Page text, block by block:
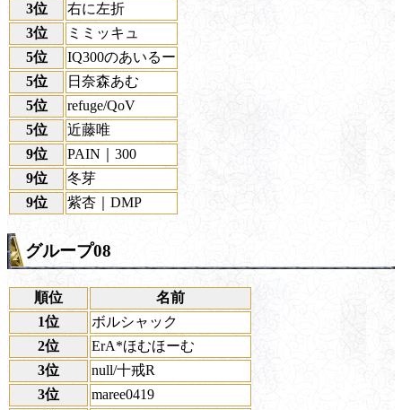
3位
右に左折
3位
ミミッキュ
5位
IQ300のあいるー
5位
日奈森あむ
5位
refuge/QoV
5位
近藤唯
9位
PAIN｜300
9位
冬芽
9位
紫杏｜DMP
グループ08
順位
名前
1位
ボルシャック
2位
ErA*ほむほーむ
3位
null/十戒R
3位
maree0419